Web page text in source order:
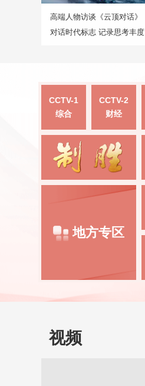
高端人物访谈《云顶对话》
对话时代标志 记录思考丰度
CCTV-1
综合
CCTV-2
财经
地方专区
视频